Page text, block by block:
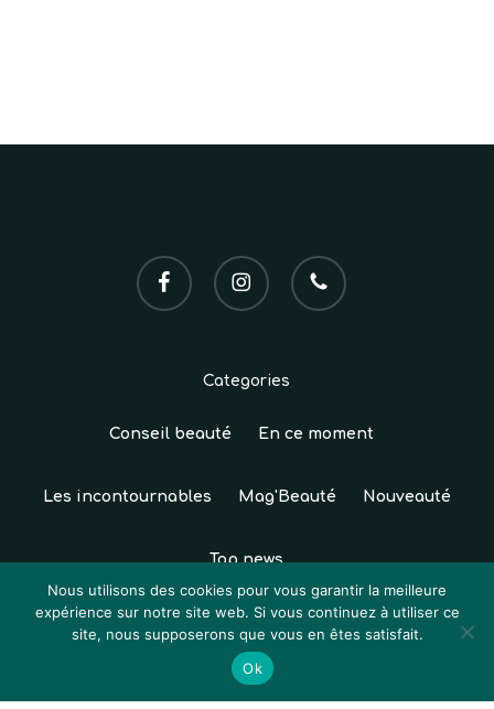
Voir Le Panier Commander
facebook instagram phone
Categories
Conseil beauté En ce moment
Les incontournables Mag'Beauté Nouveauté
Top news
© 2026 Institut Sun Studio. Tous droits réservés.
Création
Atelier Com'Personne | Mentions légales
CGV
Nous utilisons des cookies pour vous garantir la meilleure
expérience sur notre site web. Si vous continuez à utiliser ce
site, nous supposerons que vous en êtes satisfait.
Ok